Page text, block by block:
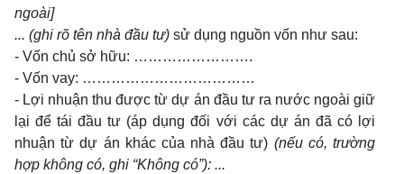
ngoài]
... (ghi rõ tên nhà đầu tư) sử dụng nguồn vốn như sau:
- Vốn chủ sở hữu: …………………….
- Vốn vay: ………………………………
- Lợi nhuận thu được từ dự án đầu tư ra nước ngoài giữ
lại để tái đầu tư (áp dụng đối với các dự án đã có lợi
nhuận từ dự án khác của nhà đầu tư) (nếu có, trường
hợp không có, ghi “Không có”): ...